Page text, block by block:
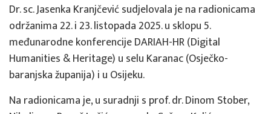
Dr. sc. Jasenka Kranjčević sudjelovala je na radionicama
održanima 22. i 23. listopada 2025. u sklopu 5.
međunarodne konferencije DARIAH-HR (Digital
Humanities & Heritage) u selu Karanac (Osječko-
baranjska županija) i u Osijeku.
Na radionicama je, u suradnji s prof. dr. Dinom Stober,